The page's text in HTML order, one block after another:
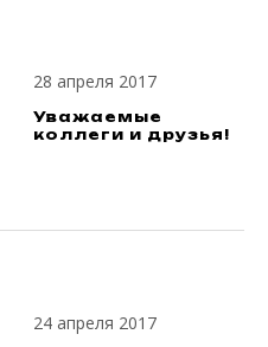
28 апреля 2017
Уважаемые
коллеги и друзья!
24 апреля 2017